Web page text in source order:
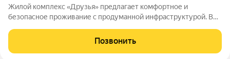
Жилой комплекс «Друзья» предлагает комфортное и
безопасное проживание с продуманной инфраструктурой. Во
есть детские и спортивные площадки, а также велосипедные
дорожки. Сам дом оснащён
Позвонить